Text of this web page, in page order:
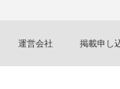
運営会社 掲載申し